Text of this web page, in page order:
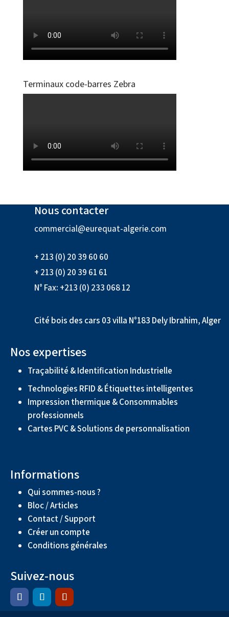
Terminaux code-barres Zebra
Nous contacter
commercial@eurequat-algerie.com
+ 213 (0) 20 39 60 60
+ 213 (0) 20 39 61 61
N° Fax: +213 (0) 233 068 12
Cité bois des cars 03 villa N°183 Dely Ibrahim, Alger
Nos expertises
Traçabilité & Identification Industrielle
Technologies RFID & Étiquettes intelligentes
Impression thermique & Consommables
professionnels
Cartes PVC & Solutions de personnalisation
Informations
Qui sommes-nous ?
Bloc / Articles
Contact / Support
Créer un compte
Conditions générales
Suivez-nous